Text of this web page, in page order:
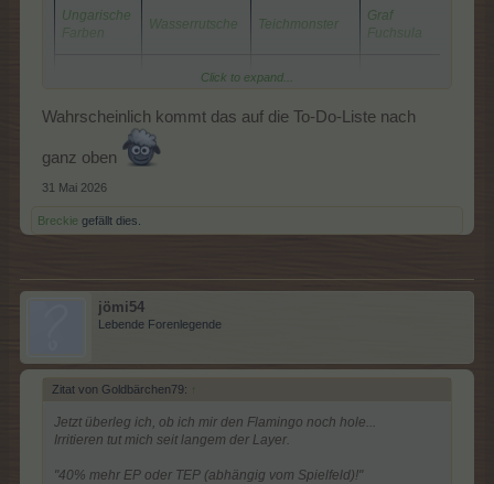
Ungarische
Farben
Wasserrutsche Teichmonster
Graf
Fuchsula
Meine Tee-
Auszeit
Großspender-
Wolkenreihe
Click to expand...
Wahrscheinlich kommt das auf die To-Do-Liste nach
ganz oben
31 Mai 2026
Breckie gefällt dies.
jömi54
Lebende Forenlegende
Zitat von Goldbärchen79: ↑
Jetzt überleg ich, ob ich mir den Flamingo noch hole...
Irritieren tut mich seit langem der Layer.
"40% mehr EP oder TEP (abhängig vom Spielfeld)!"